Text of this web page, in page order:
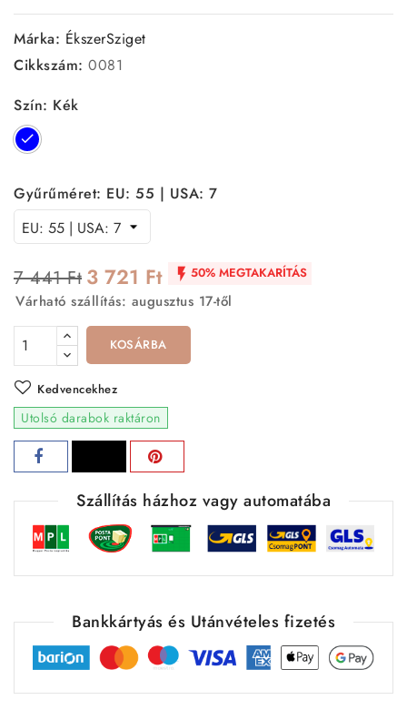
Márka: ÉkszerSziget
Cikkszám: 0081
Szín: Kék
Kék
Gyűrűméret: EU: 55 | USA: 7
7 441 Ft 3 721 Ft  50% MEGTAKARÍTÁS
Várható szállítás: augusztus 17-től
KOSÁRBA
Kedvencekhez
Utolsó darabok raktáron
Szállítás házhoz vagy automatába
Bankkártyás és Utánvételes fizetés